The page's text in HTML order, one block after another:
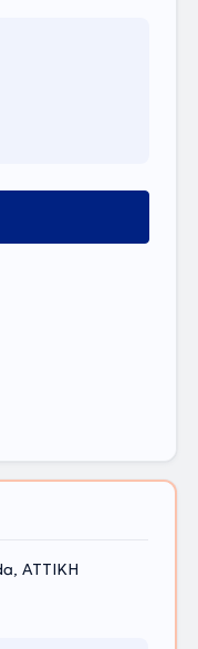
ΑΤΤΙΚΗ